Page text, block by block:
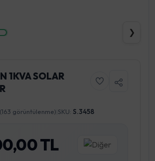
❯
1KVA SOLAR
(163 görüntülenme) SKU: S.3458
TL